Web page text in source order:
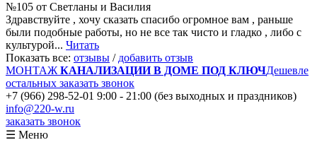
№105 от Светланы и Василия
Здравствуйте , хочу сказать спасибо огромное вам , раньше
были подобные работы, но не все так чисто и гладко , либо с
культурой... Читать
Показать все: отзывы / добавить отзыв
МОНТАЖ КАНАЛИЗАЦИИ В ДОМЕ ПОД КЛЮЧДешевле
остальных заказать звонок
+7 (966) 298-52-01 9:00 - 21:00 (без выходных и праздников)
info@220-w.ru
заказать звонок
☰ Меню